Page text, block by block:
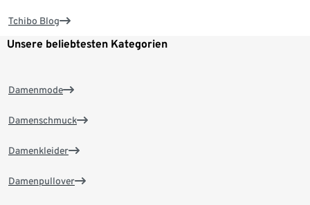
Tchibo Blog
Unsere beliebtesten Kategorien
Damenmode
Damenschmuck
Damenkleider
Damenpullover